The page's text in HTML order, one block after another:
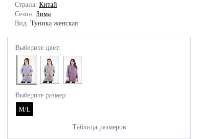
Страна: Китай
Сезон: Зима
Вид: Туника женская
Выберите цвет:
Выберите размер:
M/L
Таблица размеров